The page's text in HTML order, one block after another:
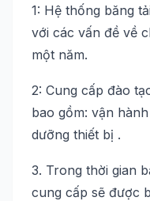
1: Hệ thống băng
với các vấn đề về
một năm.
2: Cung cấp đào
bao gồm: vận
dưỡng thiết bị .
3. Trong thời gian
cung cấp sẽ được